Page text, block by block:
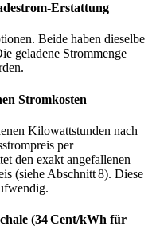
Erstattung
Beide haben dieselbe
geladene Strommenge
Stromkosten
Kilowattstunden nach
per
den exakt angefallenen
(siehe Abschnitt 8). Diese
(34 Cent/kWh für